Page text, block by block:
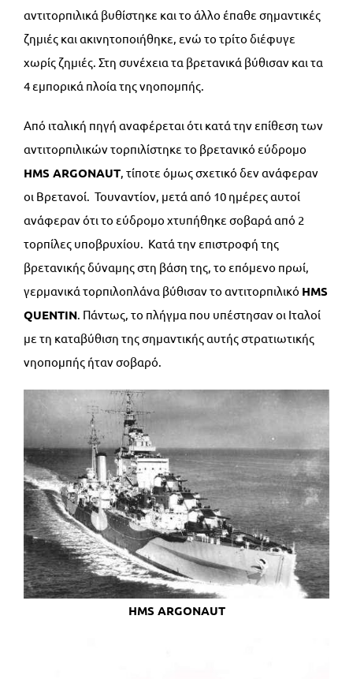
αντιτορπιλικά βυθίστηκε και το άλλο έπαθε σημαντικές
ζημιές και ακινητοποιήθηκε, ενώ το τρίτο διέφυγε
χωρίς ζημιές. Στη συνέχεια τα βρετανικά βύθισαν και τα
4 εμπορικά πλοία της νηοπομπής.
Από ιταλική πηγή αναφέρεται ότι κατά την επίθεση των
αντιτορπιλικών τορπιλίστηκε το βρετανικό εύδρομο
HMS ARGONAUT, τίποτε όμως σχετικό δεν ανάφεραν
οι Βρετανοί. Τουναντίον, μετά από 10 ημέρες αυτοί
ανάφεραν ότι το εύδρομο χτυπήθηκε σοβαρά από 2
τορπίλες υποβρυχίου. Κατά την επιστροφή της
βρετανικής δύναμης στη βάση της, το επόμενο πρωί,
γερμανικά τορπιλοπλάνα βύθισαν το αντιτορπιλικό HMS
QUENTIN. Πάντως, το πλήγμα που υπέστησαν οι Ιταλοί
με τη καταβύθιση της σημαντικής αυτής στρατιωτικής
νηοπομπής ήταν σοβαρό.
HMS ARGONAUT